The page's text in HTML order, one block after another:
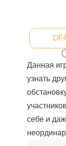
Данная
узнать
себе и